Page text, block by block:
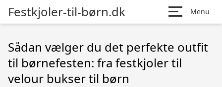
Festkjoler-til-børn.dk Menu
Sådan vælger du det perfekte outfit
til børnefesten: fra festkjoler til
velour bukser til børn